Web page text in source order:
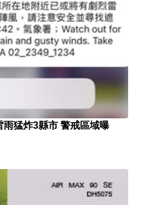
猛炸3縣市 警戒區域曝